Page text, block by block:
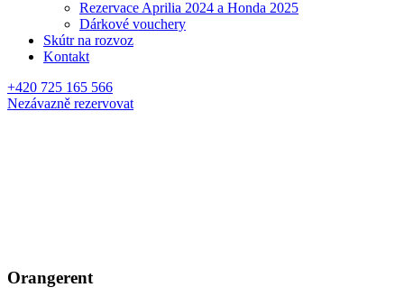
Rezervace Aprilia 2024 a Honda 2025
Dárkové vouchery
Skútr na rozvoz
Kontakt
+420 725 165 566
Nezávazně rezervovat
Orangerent